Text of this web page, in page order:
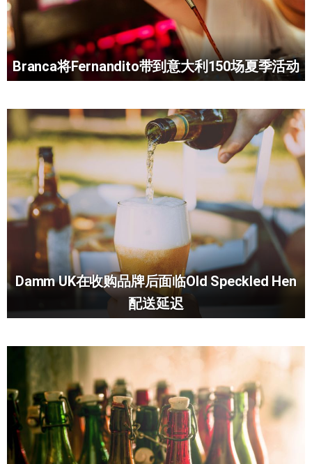
Branca将Fernandito带到意大利150场夏季活动
Damm UK在收购品牌后面临Old Speckled Hen
配送延迟